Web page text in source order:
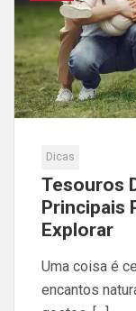
Dicas
Tesouros
Principais
Explorar
Uma coisa é
encantos